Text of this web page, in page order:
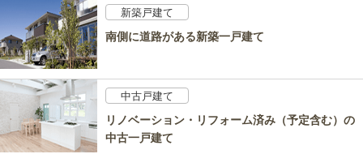
新築戸建て
南側に道路がある新築一戸建て
中古戸建て
リノベーション・リフォーム済み（予定含む）の
中古一戸建て